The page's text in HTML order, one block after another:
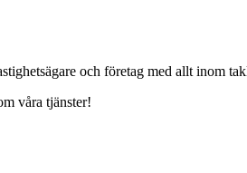
och företag med allt inom
våra tjänster!